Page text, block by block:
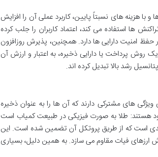
با هزینه های نسبتاً پایین، کاربرد عملی آن را افزایش
ها استفاده می کند، اعتماد کاربران را جلب کرده
امنیت دارایی ها دارد. همچنین، پذیرش روزافزون
پرداخت یا دارایی ذخیره، به اعتبار و ارزش آن
رشد بالا تبدیل کرده اند.
های مشترکی دارند که آن ها را به عنوان ذخیره
هستند: طلا به صورت فیزیکی در طبیعت کمیاب است
در حالی که بیت کوین نیز دارای سقف 21 میلیون واحدی است که از طریق پروتکل آن تضمین شده است. این
ارزهای فیات مقاوم می سازد. به همین دلیل، بسیاری